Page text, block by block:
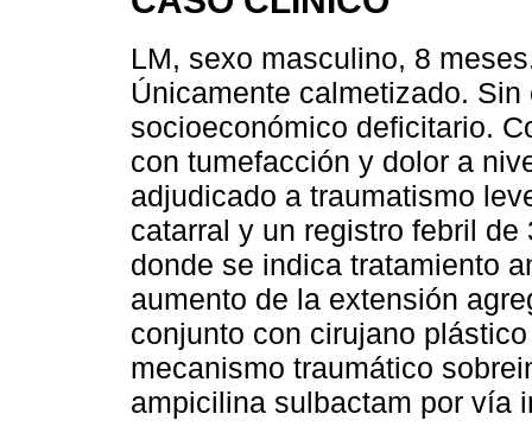
LM, sexo masculino, 8
Únicamente calmetizado.
socioeconómico deficitario.
con tumefacción y dolor a
adjudicado a traumatismo
catarral y un registro febril
donde se indica tratamiento
aumento de la extensión
conjunto con cirujano
mecanismo traumático
ampicilina sulbactam por vía